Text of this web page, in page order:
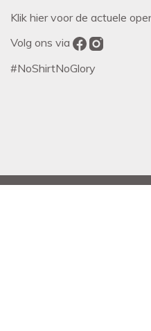
Klik hier voor de actuele
Volg ons via
#NoShirtNoGlory